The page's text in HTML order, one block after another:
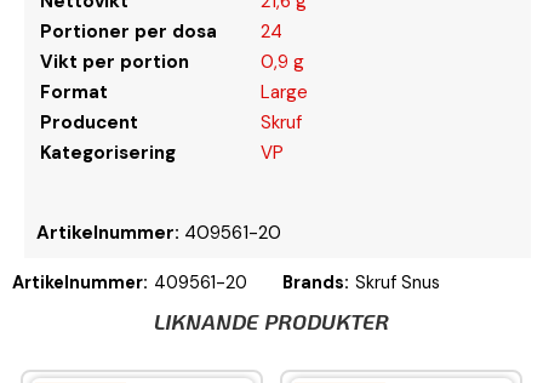
Portioner per dosa
24
Vikt per portion
0,9 g
Format
Large
Producent
Skruf
Kategorisering
VP
Artikelnummer: 409561-20
Artikelnummer: 409561-20 Brands: Skruf Snus
LIKNANDE PRODUKTER